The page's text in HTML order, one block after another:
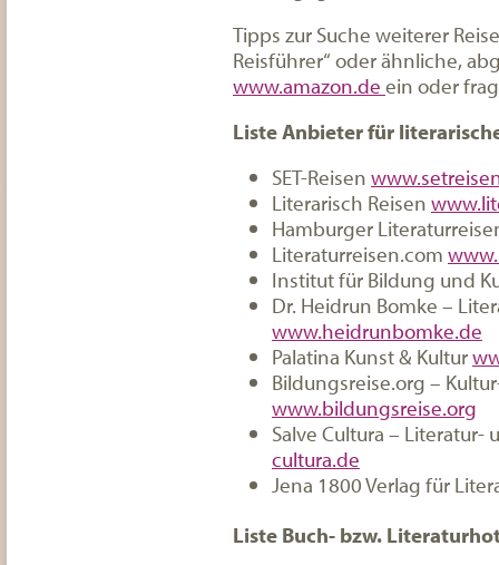
Tipps zur Suche weiterer
Reisführer“ oder ähnliche,
www.amazon.de ein oder
Liste Anbieter für
SET-Reisen
Literarisch Reisen
Hamburger
Literaturreisen.com
Institut für Bildung und
Dr. Heidrun Bomke –
www.heidrunbomke.de
Palatina Kunst & Kultur
Bildungsreise.org –
www.bildungsreise.org
Salve Cultura –
cultura.de
Jena 1800 Verlag für
Liste Buch- bzw.